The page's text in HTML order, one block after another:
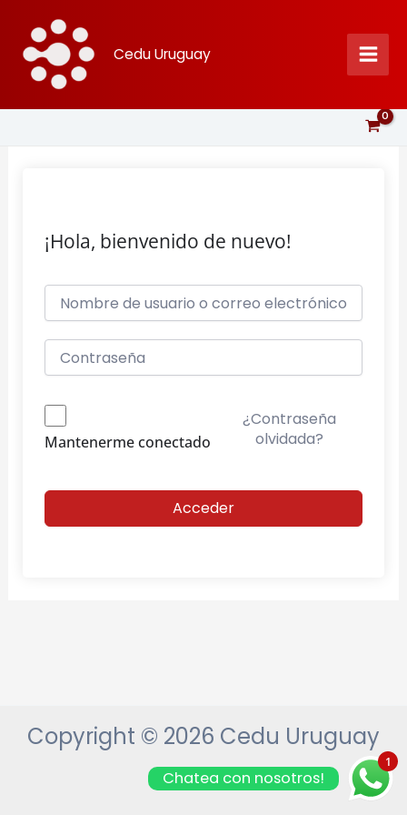
contenido
Cedu Uruguay
¡Hola, bienvenido de nuevo!
Mantenerme conectado
¿Contraseña
olvidada?
Acceder
Copyright © 2026 Cedu Uruguay
1
Chatea con nosotros!